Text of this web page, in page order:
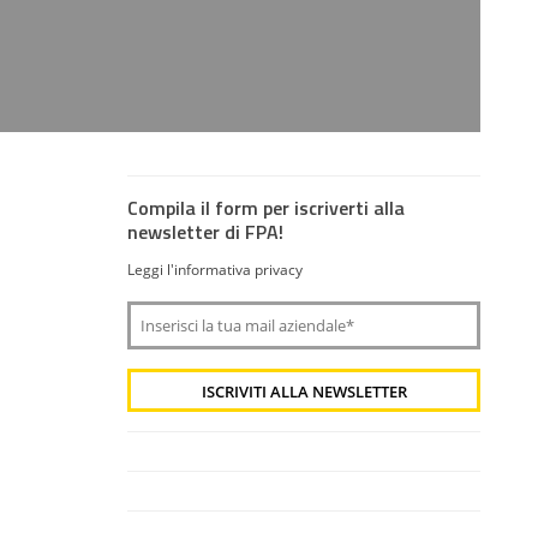
Compila il form per iscriverti alla
newsletter di FPA!
Leggi l'informativa privacy